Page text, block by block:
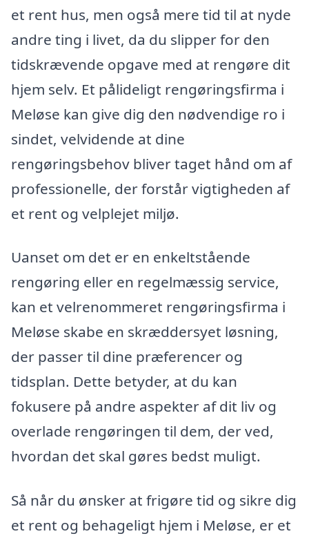
et rent hus, men også mere tid til at nyde
andre ting i livet, da du slipper for den
tidskrævende opgave med at rengøre dit
hjem selv. Et pålideligt rengøringsfirma i
Meløse kan give dig den nødvendige ro i
sindet, velvidende at dine
rengøringsbehov bliver taget hånd om af
professionelle, der forstår vigtigheden af
et rent og velplejet miljø.
Uanset om det er en enkeltstående
rengøring eller en regelmæssig service,
kan et velrenommeret rengøringsfirma i
Meløse skabe en skræddersyet løsning,
der passer til dine præferencer og
tidsplan. Dette betyder, at du kan
fokusere på andre aspekter af dit liv og
overlade rengøringen til dem, der ved,
hvordan det skal gøres bedst muligt.
Så når du ønsker at frigøre tid og sikre dig
et rent og behageligt hjem i Meløse, er et